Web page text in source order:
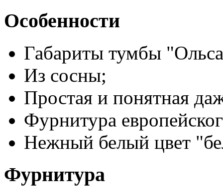
Особенности
Габариты тумбы
Из сосны;
Простая и понятная
Фурнитура
Нежный белый цвет
Фурнитура